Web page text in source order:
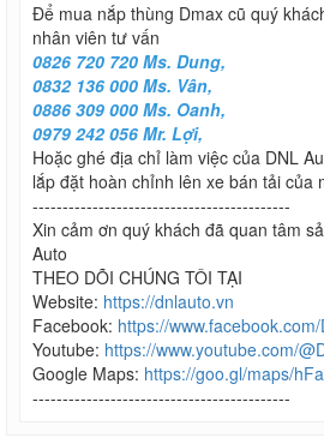
Để mua nắp thùng Dmax cũ quý
nhân viên tư vấn
0826 720 720 Ms. Dung,
0832 136 000 Ms. Vân,
0886 309 000 Ms. Oanh,
0979 242 056 Mr. Lợi,
Hoặc ghé địa chỉ làm việc của DNL
lắp đặt hoàn chỉnh lên xe bán tải của
-------------------------------------------
Xin cảm ơn quý khách đã quan tâm
Auto
THEO DÕI CHÚNG TÔI TẠI
Website: https://dnlauto.vn
Facebook: https://
Youtube: https://www.youtube.com/
Google Maps: https://goo.gl/maps/
-------------------------------------------